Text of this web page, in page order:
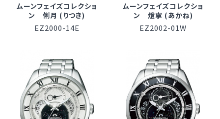
ムーンフェイズコレクショ
ン 俐月 (りつき)
EZ2000-14E
ムーンフェイズコレクショ
ン 燈寧 (あかね)
EZ2002-01W